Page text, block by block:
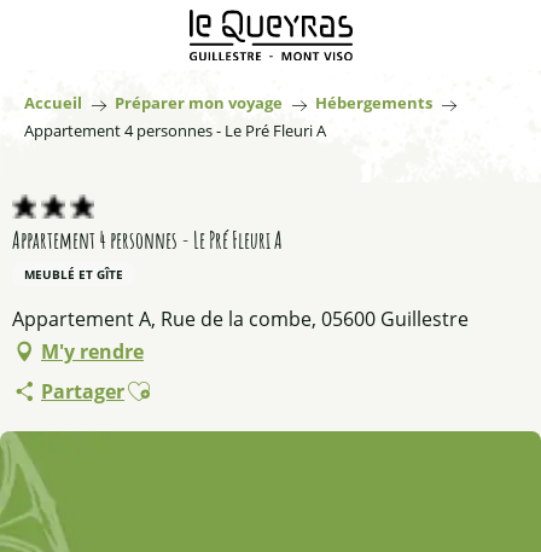
principal
Accueil Préparer mon voyage
Hébergements
Appartement 4 personnes - Le Pré Fleuri A
Appartement 4 personnes - Le Pré Fleuri A
MEUBLÉ ET GÎTE
Appartement A, Rue de la combe, 05600 Guillestre
M'y rendre
PartagerAjouter aux favoris